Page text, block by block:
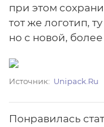
при этом
тот же логотип,
но с новой,
Источник Unipack.Ru
Понравилась